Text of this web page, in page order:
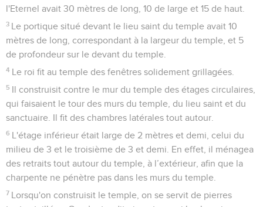
l'Eternel avait 30 mètres de long, 10 de large et 15 de haut.
3 Le portique situé devant le lieu saint du temple avait 10
mètres de long, correspondant à la largeur du temple, et 5
de profondeur sur le devant du temple.
4 Le roi fit au temple des fenêtres solidement grillagées.
5 Il construisit contre le mur du temple des étages circulaires,
qui faisaient le tour des murs du temple, du lieu saint et du
sanctuaire. Il fit des chambres latérales tout autour.
6 L'étage inférieur était large de 2 mètres et demi, celui du
milieu de 3 et le troisième de 3 et demi. En effet, il ménagea
des retraits tout autour du temple, à l’extérieur, afin que la
charpente ne pénètre pas dans les murs du temple.
7 Lorsqu'on construisit le temple, on se servit de pierres